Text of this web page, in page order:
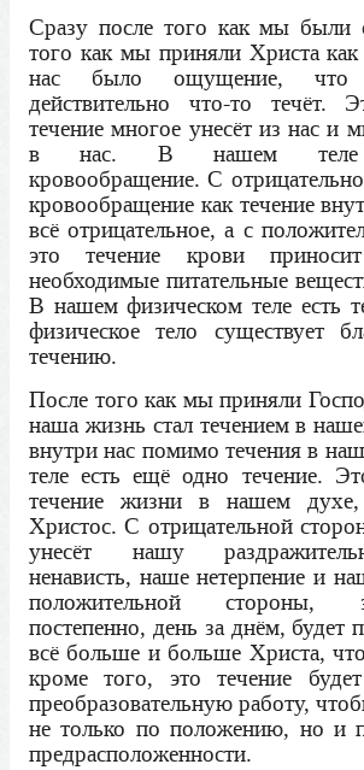
Сразу после того как мы были
того как мы приняли Христа
нас было ощущение, что
действительно что-то течёт.
течение многое унесёт из нас и
в нас. В нашем теле
кровообращение. С
кровообращение как течение
всё отрицательное, а с
это течение крови
необходимые питательные
В нашем физическом теле есть
физическое тело существует
течению.
После того как мы приняли
наша жизнь стал течением в
внутри нас помимо течения в
теле есть ещё одно течение.
течение жизни в нашем
Христос. С отрицательной
унесёт нашу
ненависть, наше нетерпение и
положительной стороны,
постепенно, день за днём, будет
всё больше и больше Христа,
кроме того, это течение
преобразовательную работу,
не только по положению, но и
предрасположенности.